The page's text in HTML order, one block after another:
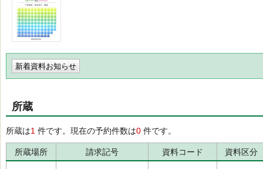
新着資料お知らせ
所蔵
所蔵は1 件です。現在の予約件数は0 件です。
所蔵場所 請求記号 資料コード 資料区分